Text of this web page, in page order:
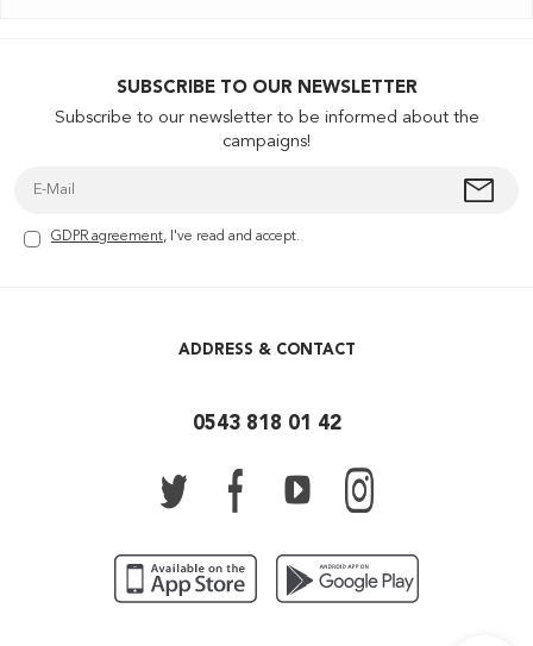
SUBSCRIBE TO OUR NEWSLETTER
Subscribe to our newsletter to be informed about the
campaigns!
GDPR agreement, I've read and accept.
ADDRESS & CONTACT
0543 818 01 42